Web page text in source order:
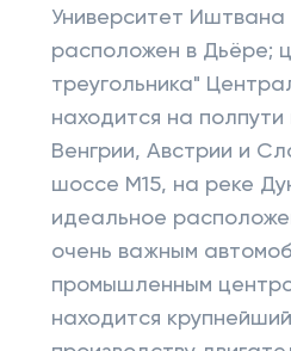
Университет
расположен в Дьёре;
треугольника"
находится на
Венгрии, Австрии и
шоссе M15, на реке
идеальное
очень важным
промышленным
находится